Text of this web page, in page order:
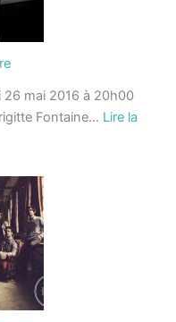
26 mai 2016 à 20h00
Fontaine… Lire la